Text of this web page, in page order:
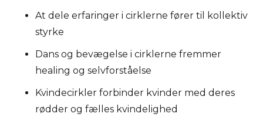
At dele erfaringer i cirklerne fører til kollektiv
styrke
Dans og bevægelse i cirklerne fremmer
healing og selvforståelse
Kvindecirkler forbinder kvinder med deres
rødder og fælles kvindelighed